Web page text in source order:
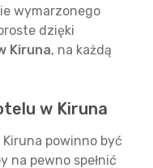
wymarzonego
dzięki
Kiruna, na każdą
w Kiruna
powinno być
na pewno spełnić